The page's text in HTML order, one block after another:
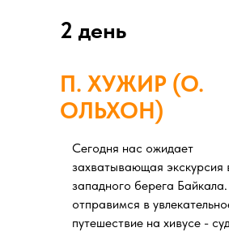
2 день
П. ХУЖИР (О.
ОЛЬХОН)
Сегодня нас ожидает
захватывающая экскурсия
западного берега
отправимся в
путешествие на хивусе -